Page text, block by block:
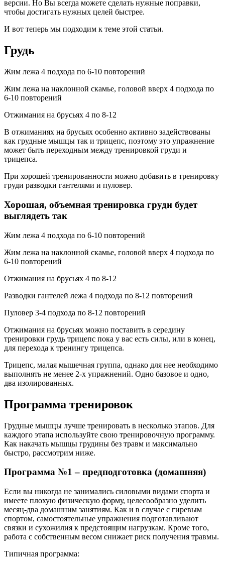
версии. Но Вы всегда можете сделать нужные поправки,
чтобы достигать нужных целей быстрее.
И вот теперь мы подходим к теме этой статьи.
Грудь
Жим лежа 4 подхода по 6-10 повторений
Жим лежа на наклонной скамье, головой вверх 4 подхода по
6-10 повторений
Отжимания на брусьях 4 по 8-12
В отжиманиях на брусьях особенно активно задействованы
как грудные мышцы так и трицепс, поэтому это упражнение
может быть переходным между тренировкой груди и
трицепса.
При хорошей тренированности можно добавить в тренировку
груди разводки гантелями и пуловер.
Хорошая, объемная тренировка груди будет
выглядеть так
Жим лежа 4 подхода по 6-10 повторений
Жим лежа на наклонной скамье, головой вверх 4 подхода по
6-10 повторений
Отжимания на брусьях 4 по 8-12
Разводки гантелей лежа 4 подхода по 8-12 повторений
Пуловер 3-4 подхода по 8-12 повторений
Отжимания на брусьях можно поставить в середину
тренировки грудь трицепс пока у вас есть силы, или в конец,
для перехода к тренингу трицепса.
Трицепс, малая мышечная группа, однако для нее необходимо
выполнять не менее 2-х упражнений. Одно базовое и одно,
два изолированных.
Программа тренировок
Грудные мышцы лучше тренировать в несколько этапов. Для
каждого этапа используйте свою тренировочную программу.
Как накачать мышцы грудины без травм и максимально
быстро, рассмотрим ниже.
Программа №1 – предподготовка (домашняя)
Если вы никогда не занимались силовыми видами спорта и
имеете плохую физическую форму, целесообразно уделить
месяц-два домашним занятиям. Как и в случае с гиревым
спортом, самостоятельные упражнения подготавливают
связки и сухожилия к предстоящим нагрузкам. Кроме того,
работа с собственным весом снижает риск получения травмы.
Типичная программа: